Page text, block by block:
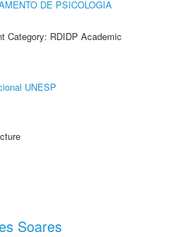
DE PSICOLOGIA
Category: RDIDP Academic
UNESP
Soares